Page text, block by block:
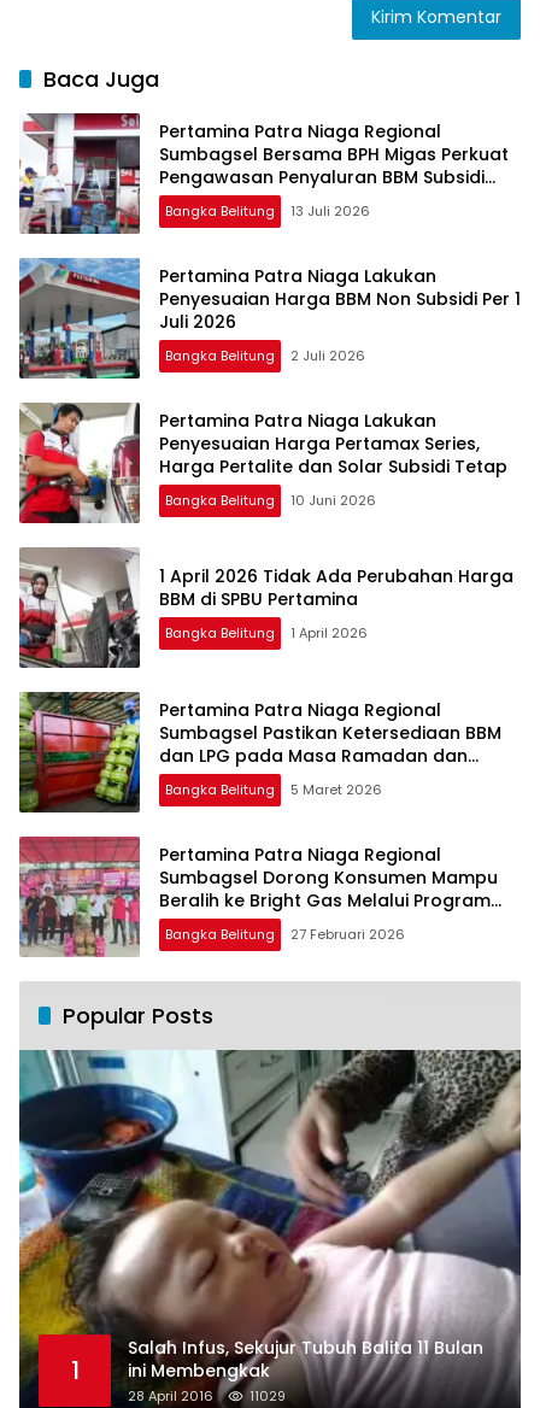
Baca Juga
Pertamina Patra Niaga Regional
Sumbagsel Bersama BPH Migas Perkuat
Pengawasan Penyaluran BBM Subsidi
bagi Nelayan melalui Aplikasi XSTAR
Bangka Belitung 13 Juli 2026
Pertamina Patra Niaga Lakukan
Penyesuaian Harga BBM Non Subsidi Per 1
Juli 2026
Bangka Belitung 2 Juli 2026
Pertamina Patra Niaga Lakukan
Penyesuaian Harga Pertamax Series,
Harga Pertalite dan Solar Subsidi Tetap
Bangka Belitung 10 Juni 2026
1 April 2026 Tidak Ada Perubahan Harga
BBM di SPBU Pertamina
Bangka Belitung 1 April 2026
Pertamina Patra Niaga Regional
Sumbagsel Pastikan Ketersediaan BBM
dan LPG pada Masa Ramadan dan
Menjelang Idulfitri
Bangka Belitung 5 Maret 2026
Pertamina Patra Niaga Regional
Sumbagsel Dorong Konsumen Mampu
Beralih ke Bright Gas Melalui Program
Trade In di Belitung Timur
Bangka Belitung 27 Februari 2026
Popular Posts
1
Salah Infus, Sekujur Tubuh Balita 11 Bulan
ini Membengkak
28 April 2016 11029